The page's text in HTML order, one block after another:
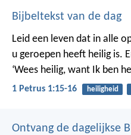
Bijbeltekst van de dag
Leid een leven dat in alle
u geroepen heeft heilig is.
‘Wees heilig, want Ik ben
1 Petrus 1:15-16 heiligheid
Ontvang de dagelijkse